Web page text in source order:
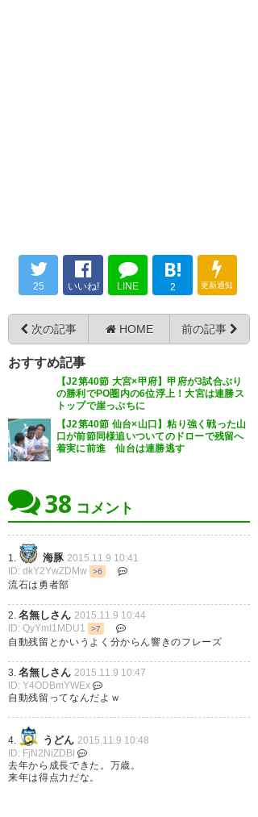
25 いいね! LINE
B!
2 更新通知
次の記事 HOME 前の記事
おすすめ記事
【J2第40節 大宮×甲府】甲府が3試合ぶり
の勝利でPO圏内の6位浮上！大宮は連勝ス
トップで崖っぷちに
【J2第40節 仙台×山口】粘り強く戦った山
口が前節同様追いついてのドローで残留へ
着実に前進 仙台は連勝逃す
38 コメント
1. 海豚 2015.11.9 10:41
ID: dkY2YwZDMw
>6
流石は勇者部
2. 名無しさん 2015.11.9 10:44
ID: QyYmI1MDU1
>7
自動残留とかいうよく分からん響きのフレーズ
3. 名無しさん 2015.11.9 10:47
ID: Y4ODBmYWEx
自動残留ってなんだよｗ
4. うどん 2015.11.9 10:48
ID: FjN2NiZDBl
去年から成長できた。万歳。
来年は得点力だな。